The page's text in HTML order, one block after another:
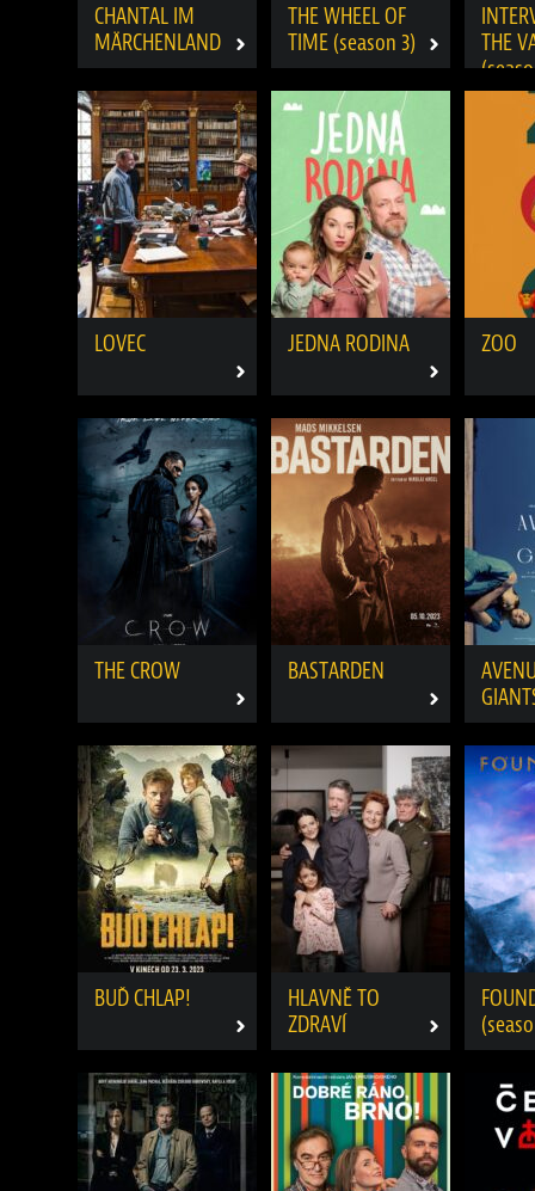
CHANTAL IM
MÄRCHENLAND
THE WHEEL OF
TIME (season 3)
THE
LOVEC JEDNA RODINA ZOO
THE CROW BASTARDEN
BUĎ CHLAP!
HLAVNĚ TO
ZDRAVÍ